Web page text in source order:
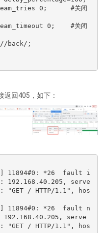
回405，如下：
11894#0: *26  fault i
serve
"GET / HTTP/1.1", hos
11894#0: *26  fault n
serve
"GET / HTTP/1.1", hos